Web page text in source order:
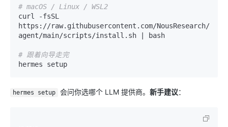
# macOS / Linux / WSL2
curl -fsSL
https://raw.githubusercontent.com/NousResearch/
agent/main/scripts/install.sh | bash
# 跟着向导走完
hermes setup 会问你选哪个 LLM 提供商。 新手建议：